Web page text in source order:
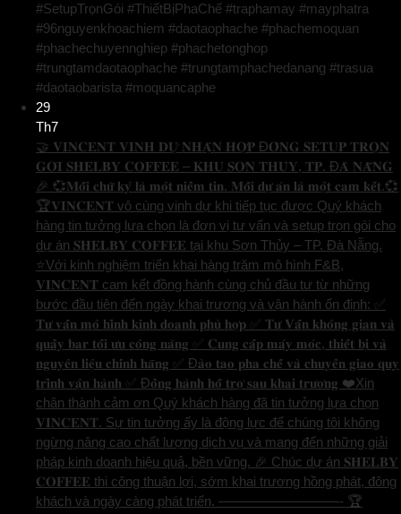
#SetupTrọnGói #ThiếtBịPhaChế #traphamay #mayphatra
#96nguyenkhoachiem #daotaophache #phachemoquan
#phachechuyennghiep #phachetonghop
#trungtamdaotaophache #trungtamphachedanang #trasua
#daotaobarista #moquancaphe
29
Th7
🤝 𝐕𝐈𝐍𝐂𝐄𝐍𝐓 𝐕𝐈𝐍𝐇 𝐃𝐔̛̣ 𝐍𝐇𝐀̣̂𝐍 𝐇𝐎̛̣𝐏 Đ𝐎̂̀𝐍𝐆 𝐒𝐄𝐓𝐔𝐏 𝐓𝐑𝐎̣𝐍
𝐆𝐎́𝐈 𝐒𝐇𝐄𝐋𝐁𝐘 𝐂𝐎𝐅𝐅𝐄𝐄 – 𝐊𝐇𝐔 𝐒𝐎̛𝐍 𝐓𝐇𝐔̉𝐘, 𝐓𝐏. Đ𝐀̀ 𝐍𝐀̆̃𝐍𝐆
🎉 💞𝐌𝐨̂̃𝐢 𝐜𝐡𝐮̛̃ 𝐤𝐲́ 𝐥𝐚̀ 𝐦𝐨̣̂𝐭 𝐧𝐢𝐞̂̀𝐦 𝐭𝐢𝐧. 𝐌𝐨̂̃𝐢 𝐝𝐮̛̣ 𝐚́𝐧 𝐥𝐚̀ 𝐦𝐨̣̂𝐭 𝐜𝐚𝐦 𝐤𝐞̂́𝐭.💞
🏆𝐕𝐈𝐍𝐂𝐄𝐍𝐓 vô cùng vinh dự khi tiếp tục được Quý khách
hàng tin tưởng lựa chọn là đơn vị tư vấn và setup trọn gói cho
dự án 𝐒𝐇𝐄𝐋𝐁𝐘 𝐂𝐎𝐅𝐅𝐄𝐄 tại khu Sơn Thủy – TP. Đà Nẵng.
⭐️Với kinh nghiệm triển khai hàng trăm mô hình F&B,
𝐕𝐈𝐍𝐂𝐄𝐍𝐓 cam kết đồng hành cùng chủ đầu tư từ những
bước đầu tiên đến ngày khai trương và vận hành ổn định: ✅
𝐓𝐮̛ 𝐯𝐚̂́𝐧 𝐦𝐨̂ 𝐡𝐢̀𝐧𝐡 𝐤𝐢𝐧𝐡 𝐝𝐨𝐚𝐧𝐡 𝐩𝐡𝐮̀ 𝐡𝐨̛̣𝐩 ✅ 𝐓𝐮̛ 𝐕𝐚̂́𝐧 𝐤𝐡𝐨̂𝐧𝐠 𝐠𝐢𝐚𝐧 𝐯𝐚̀
𝐪𝐮𝐚̂̀𝐲 𝐛𝐚𝐫 𝐭𝐨̂́𝐢 𝐮̛𝐮 𝐜𝐨̂𝐧𝐠 𝐧𝐚̆𝐧𝐠 ✅ 𝐂𝐮𝐧𝐠 𝐜𝐚̂́𝐩 𝐦𝐚́𝐲 𝐦𝐨́𝐜, 𝐭𝐡𝐢𝐞̂́𝐭 𝐛𝐢̣ 𝐯𝐚̀
𝐧𝐠𝐮𝐲𝐞̂𝐧 𝐥𝐢𝐞̣̂𝐮 𝐜𝐡𝐢́𝐧𝐡 𝐡𝐚̃𝐧𝐠 ✅ Đ𝐚̀𝐨 𝐭𝐚̣𝐨 𝐩𝐡𝐚 𝐜𝐡𝐞̂́ 𝐯𝐚̀ 𝐜𝐡𝐮𝐲𝐞̂̉𝐧 𝐠𝐢𝐚𝐨 𝐪𝐮𝐲
𝐭𝐫𝐢̀𝐧𝐡 𝐯𝐚̣̂𝐧 𝐡𝐚̀𝐧𝐡 ✅ Đ𝐨̂̀𝐧𝐠 𝐡𝐚̀𝐧𝐡 𝐡𝐨̂̃ 𝐭𝐫𝐨̛̣ 𝐬𝐚𝐮 𝐤𝐡𝐚𝐢 𝐭𝐫𝐮̛𝐨̛𝐧𝐠 ❤️Xin
chân thành cảm ơn Quý khách hàng đã tin tưởng lựa chọn
𝐕𝐈𝐍𝐂𝐄𝐍𝐓. Sự tin tưởng ấy là động lực để chúng tôi không
ngừng nâng cao chất lượng dịch vụ và mang đến những giải
pháp kinh doanh hiệu quả, bền vững. 🎉 Chúc dự án 𝐒𝐇𝐄𝐋𝐁𝐘
𝐂𝐎𝐅𝐅𝐄𝐄 thi công thuận lợi, sớm khai trương hồng phát, đông
khách và ngày càng phát triển. —————————- 🏆